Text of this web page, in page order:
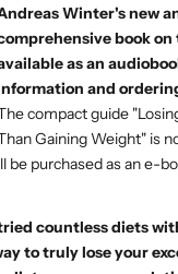
Winter's new
book
as an
and
compact guide
Gaining Weight" is
be purchased as ane-
countless diets
to truly lose your